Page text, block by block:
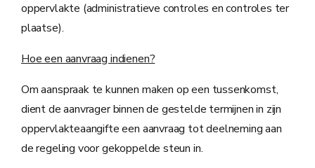
oppervlakte (administratieve controles en controles ter
plaatse).
Hoe een aanvraag indienen?
Om aanspraak te kunnen maken op een tussenkomst,
dient de aanvrager binnen de gestelde termijnen in zijn
oppervlakteaangifte een aanvraag tot deelneming aan
de regeling voor gekoppelde steun in.